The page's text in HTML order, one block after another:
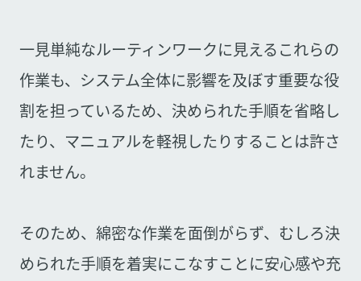
一見単純なルーティンワークに見えるこれらの
作業も、システム全体に影響を及ぼす重要な役
割を担っているため、決められた手順を省略し
たり、マニュアルを軽視したりすることは許さ
れません。
そのため、綿密な作業を面倒がらず、むしろ決
められた手順を着実にこなすことに安心感や充